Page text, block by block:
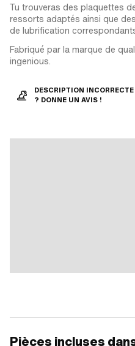
Tu trouveras des plaquettes
ressorts adaptés ainsi que
de lubrification
Fabriqué par la marque de
ingenious.
DESCRIPTION INCORRECTE
? DONNE UN AVIS !
Pièces incluses